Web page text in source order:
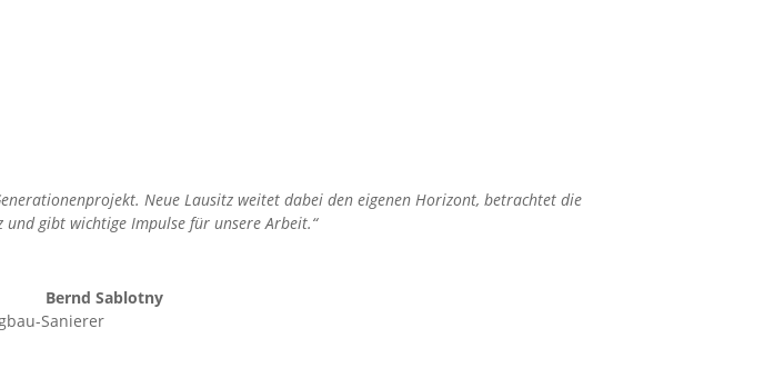
Neue Lausitz weitet dabei den eigenen Horizont, betrachtet die
und gibt wichtige Impulse für unsere Arbeit.“
Bernd Sablotny
Sanierer